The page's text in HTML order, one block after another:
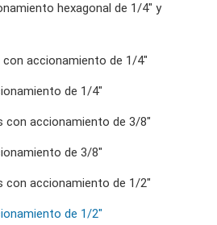
combinadas
de doble anillo
hexagonal de 1/4" y
accionamiento de 1/4"
de 1/4"
con accionamiento de 3/8"
de 3/8"
con accionamiento de 1/2"
de 1/2"